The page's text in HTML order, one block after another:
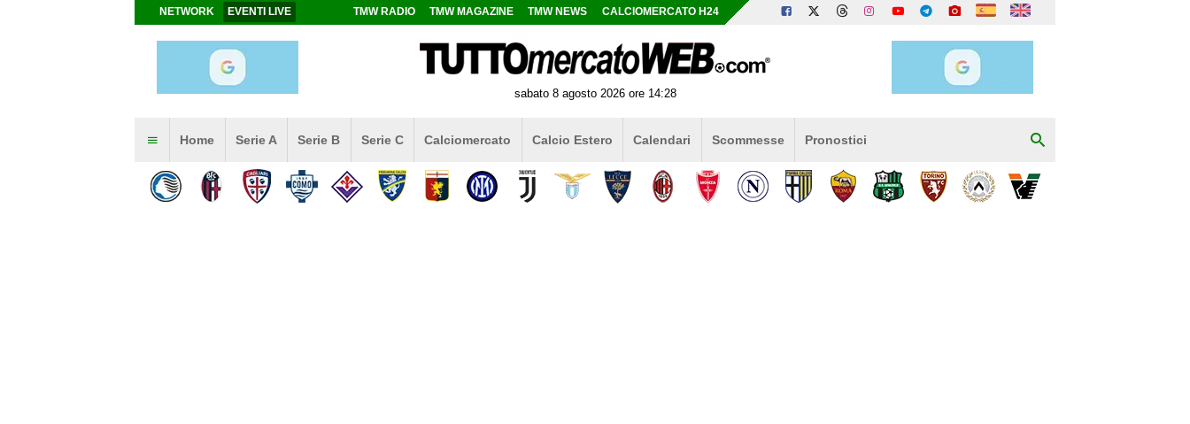
NETWORK EVENTI LIVE TMW RADIO TMW MAGAZINE TMW NEWS CALCIOMERCATO H24
sabato 8 agosto 2026 ore 14:28
Home Serie A Serie B Serie C Calciomercato Calcio Estero Calendari Scommesse Pronostici